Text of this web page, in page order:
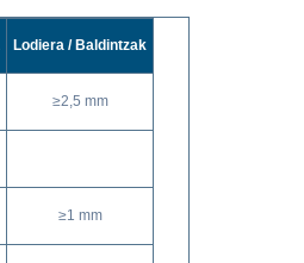
Lodiera / Baldintzak
≥2,5 mm
≥1 mm